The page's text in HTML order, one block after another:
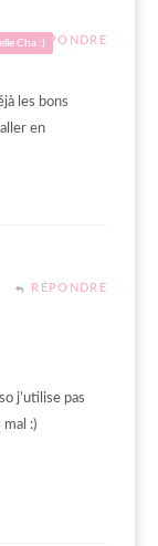
Cha :)RÉPONDRE
les bons
en
RÉPONDRE
j’utilise pas
mal :)